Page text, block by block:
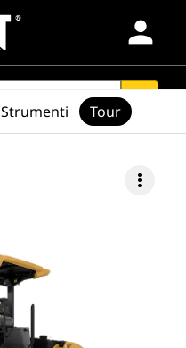
person
search
more_vert
Strumenti Tour